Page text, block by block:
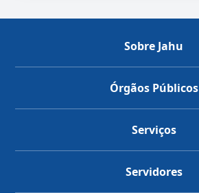
Sobre Jahu
Órgãos Públicos
Serviços
Servidores